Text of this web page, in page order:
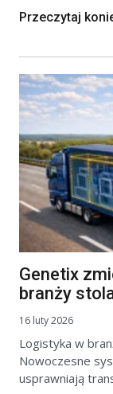
Przeczytaj
Genetix
branży
16 luty 2026
Logistyka w
Nowoczesne
usprawniają